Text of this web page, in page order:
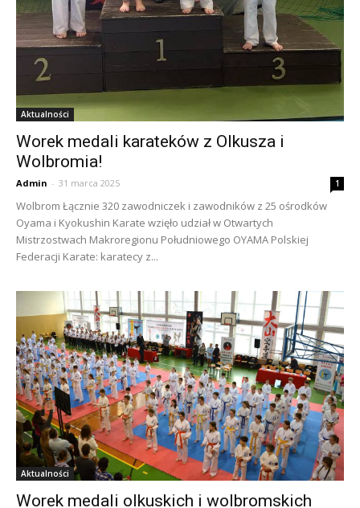
Aktualności
Worek medali karateków z Olkusza i
Wolbromia!
Admin - 31 marca 2025 1
Wolbrom Łącznie 320 zawodniczek i zawodników z 25 ośrodków
Oyama i Kyokushin Karate wzięło udział w Otwartych
Mistrzostwach Makroregionu Południowego OYAMA Polskiej
Federacji Karate: karatecy z...
Aktualności
Worek medali olkuskich i wolbromskich